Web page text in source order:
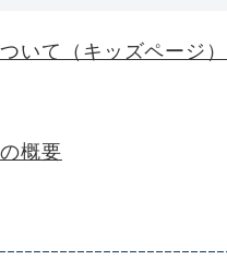
いて（キッズページ）
概要